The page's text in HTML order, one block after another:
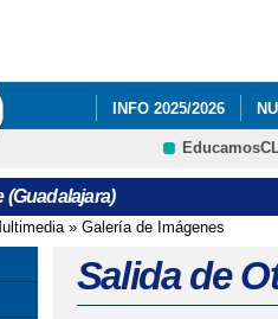
INFO 2025/2026
NUESTRAS FOTOS.
PLAN DE
RESULTADO DE LAS
(Guadalajara)
aquí
» Galería de Imágenes
Salida de